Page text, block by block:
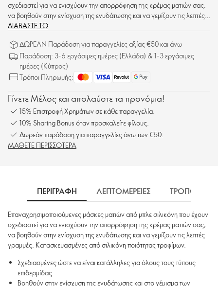
σχεδιαστεί για να ενισχύουν την απορρόφηση της κρέμας ματιών σας,
να βοηθούν στην ενίσχυση της ενυδάτωσης και να γεμίζουν τις λεπτές
γραμμές. Κατασκευασμένες από σιλικόνη ποιότητας τροφίμων.
ΔΙΑΒΑΣΤΕ ΤΟ
ΔΩΡΕΑΝ Παράδοση για παραγγελίες αξίας €50 και άνω
Παράδοση: 3-6 εργάσιμες ημέρες (Ελλάδα) & 1-3 εργάσιμες
ημέρες (Κύπρος)
Τρόποι Πληρωμής:
Γίνετε Μέλος και απολαύστε τα προνόμια!
15% Επιστροφή Χρημάτων σε κάθε παραγγελία.
10% Sharing Bonus όταν προσκαλείτε φίλους.
Δωρεάν παράδοση για παραγγελίες άνω των €50.
ΜΑΘΕΤΕ ΠΕΡΙΣΣΟΤΕΡΑ
ΠΕΡΙΓΡΑΦΗ ΛΕΠΤΟΜΕΡΕΙΕΣ ΤΡΟΠΟΣ
Επαναχρησιμοποιούμενες μάσκες ματιών από μπλε σιλικόνη που έχουν
σχεδιαστεί για να ενισχύουν την απορρόφηση της κρέμας ματιών σας,
να βοηθούν στην ενίσχυση της ενυδάτωσης και να γεμίζουν τις λεπτές
γραμμές. Κατασκευασμένες από σιλικόνη ποιότητας τροφίμων.
Σχεδιασμένες ώστε να είναι κατάλληλες για όλους τους τύπους
επιδερμίδας
Βοηθούν στην ενίσχυση της ενυδάτωσης και στο γέμισμα των